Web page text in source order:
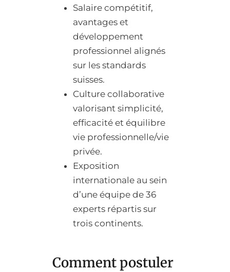
Salaire compétitif,
avantages et
développement
professionnel alignés
sur les standards
suisses.
Culture collaborative
valorisant simplicité,
efficacité et équilibre
vie professionnelle/vie
privée.
Exposition
internationale au sein
d’une équipe de 36
experts répartis sur
trois continents.
Comment postuler